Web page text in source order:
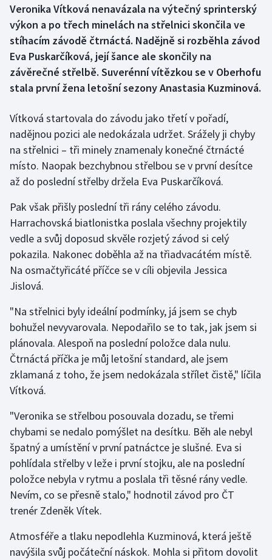
Box
Curling
Dostihy
Florbal
Futsal
Golf
Gymnastika
Házená
Jezdectví
Judo
Krasobruslení
Lezení
Lyže a snowboard
Motorsport
Olympijské hry
Parasport
Plážový volejbal
Veronika Vítková nenavázala na výtečný sprinterský
výkon a po třech minelách na střelnici skončila ve
stíhacím závodě čtrnáctá. Nadějně si rozběhla závod
Eva Puskarčíková, její šance ale skončily na
závěrečné střelbě. Suverénní vítězkou se v Oberhofu
stala první žena letošní sezony Anastasia Kuzminová.
Vítková startovala do závodu jako třetí v pořadí,
nadějnou pozici ale nedokázala udržet. Srážely ji chyby
na střelnici – tři minely znamenaly konečné čtrnácté
místo. Naopak bezchybnou střelbou se v první desítce
až do poslední střelby držela Eva Puskarčíková.
Pak však přišly poslední tři rány celého závodu.
Harrachovská biatlonistka poslala všechny projektily
vedle a svůj doposud skvěle rozjetý závod si celý
pokazila. Nakonec doběhla až na třiadvacátém místě.
Na osmačtyřicáté příčce se v cíli objevila Jessica
Jislová.
"Na střelnici byly ideální podmínky, já jsem se chyb
bohužel nevyvarovala. Nepodařilo se to tak, jak jsem si
plánovala. Alespoň na poslední položce dala nulu.
Čtrnáctá příčka je můj letošní standard, ale jsem
zklamaná z toho, že jsem nedokázala střílet čistě," líčila
Vítková.
"Veronika se střelbou posouvala dozadu, se třemi
chybami se nedalo pomýšlet na desítku. Běh ale nebyl
špatný a umístění v první patnáctce je slušné. Eva si
pohlídala střelby v leže i první stojku, ale na poslední
položce nebyla v rytmu a poslala tři těsné rány vedle.
Nevím, co se přesně stalo," hodnotil závod pro ČT
trenér Zdeněk Vítek.
Atmosféře a tlaku nepodlehla Kuzminová, která ještě
navýšila svůj počáteční náskok. Mohla si přitom dovolit